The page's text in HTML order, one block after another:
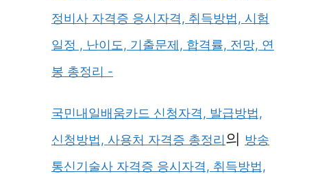
정비사 자격증 응시자격, 취득방법, 시험
일정 , 난이도, 기출문제, 합격률, 전망, 연
봉 총정리 -
국민내일배움카드 신청자격, 발급방법,
신청방법, 사용처 자격증 총정리의 방송
통신기술사 자격증 응시자격, 취득방법,